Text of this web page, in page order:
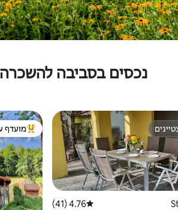
נכסים בסביבה
דירוג ממוצע של 4.76 מתוך 5, 41 ביקורות
4.76 (41)
מוביל
מועדף